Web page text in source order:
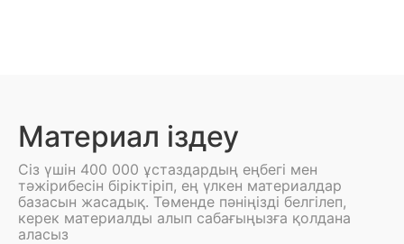
Материал іздеу
Сіз үшін 400 000 ұстаздардың еңбегі мен
тәжірибесін біріктіріп, ең үлкен материалдар
базасын жасадық. Төменде пәніңізді белгілеп,
керек материалды алып сабағыңызға қолдана
аласыз